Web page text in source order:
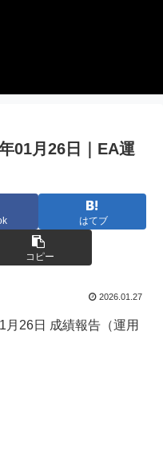
01月26日｜EA運
はてブ
コピー
2026.01.27
月26日 成績報告（運用